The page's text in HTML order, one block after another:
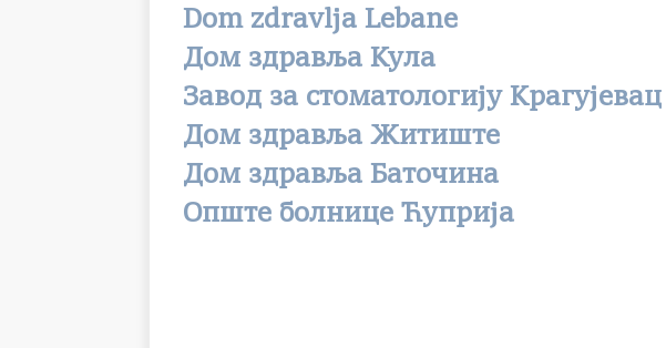
Dom zdravlja Lebane
Дом здравља Кула
Завод за стоматологију Крагујевац
Дом здравља Житиште
Дом здравља Баточина
Опште болнице Ћуприја